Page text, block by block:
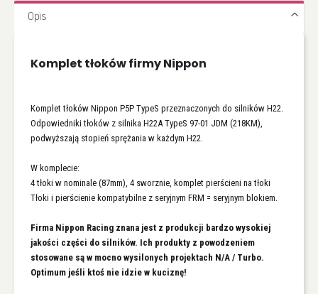
Opis
Komplet tłoków firmy Nippon
Komplet tłoków Nippon P5P TypeS przeznaczonych do silników H22.
Odpowiedniki tłoków z silnika H22A TypeS 97-01 JDM (218KM),
podwyższają stopień sprężania w każdym H22.
W komplecie:
4 tłoki w nominale (87mm), 4 sworznie, komplet pierścieni na tłoki
Tłoki i pierścienie kompatybilne z seryjnym FRM = seryjnym blokiem.
Firma Nippon Racing znana jest z produkcji bardzo wysokiej
jakości części do silników. Ich produkty z powodzeniem
stosowane są w mocno wysilonych projektach N/A / Turbo.
Optimum jeśli ktoś nie idzie w kuciznę!